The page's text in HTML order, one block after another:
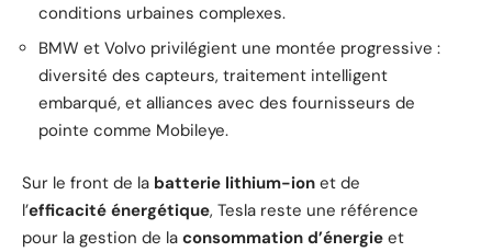
conditions urbaines complexes.
BMW et Volvo privilégient une montée progressive :
diversité des capteurs, traitement intelligent
embarqué, et alliances avec des fournisseurs de
pointe comme Mobileye.
Sur le front de la batterie lithium-ion et de
l’efficacité énergétique, Tesla reste une référence
pour la gestion de la consommation d’énergie et